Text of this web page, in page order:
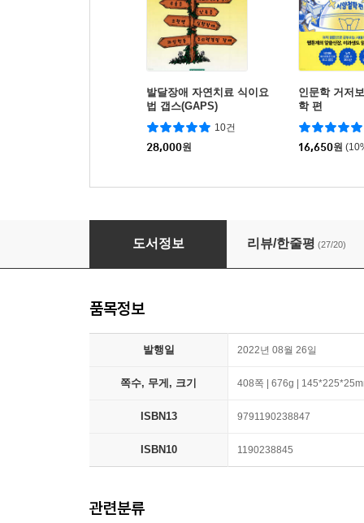
발달장애 자연치료 식이요
법 갭스(GAPS)
10건
28,000원
인문학 거저
학 편
16,650원
도서정보 리뷰/한줄평 (27/20)
품목정보
발행일 2022년 08월 26일
쪽수, 무게, 크기 408쪽 | 676g |
ISBN13 9791190238847
ISBN10 1190238845
관련분류